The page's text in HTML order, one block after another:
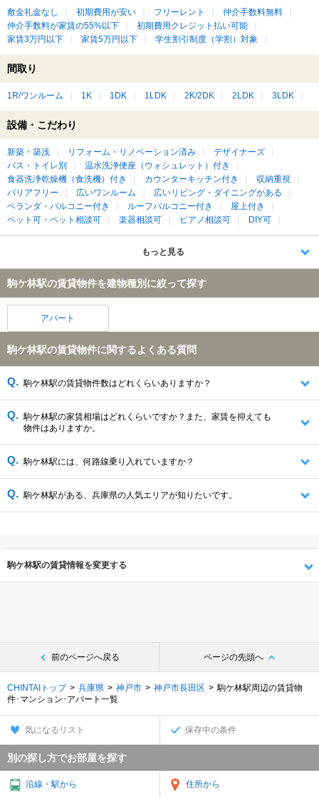
敷金礼金なし 初期費用が安い フリーレント
仲介手数料無料
仲介手数料が家賃の55%以下
初期費用クレジット払い可能
家賃3万円以下
家賃5万円以下 学生割引制度（学割）対象
間取り
1R/ワンルーム 1K 1DK 1LDK 2K/2DK 2LDK 3LDK
設備・こだわり
新築・築浅 リフォーム・リノベーション済み
デザイナーズ
バス・トイレ別
温水洗浄便座（ウォシュレット）付き
食器洗浄乾燥機（食洗機）付き
カウンターキッチン付き
収納重視
バリアフリー
広いワンルーム
広いリビング・ダイニングがある
ベランダ・バルコニー付き
ルーフバルコニー付き
屋上付き
ペット可・ペット相談可
楽器相談可 ピアノ相談可 DIY可
もっと見る
駒ケ林駅の賃貸物件を建物種別に絞って探す
アパート
駒ケ林駅の賃貸物件に関するよくある質問
駒ケ林駅の賃貸物件数はどれくらいありますか？
駒ケ林駅の家賃相場はどれくらいですか？また、家賃を抑えても
物件はありますか。
駒ケ林駅には、何路線乗り入れていますか？
駒ケ林駅がある、兵庫県の人気エリアが知りたいです。
駒ケ林駅の賃貸情報を変更する
前のページへ戻る ページの先頭へ
CHINTAIトップ 兵庫県 神戸市 神戸市長田区
駒ケ林駅周辺の賃貸物
件･マンション･アパート一覧
気になるリスト 保存中の条件
別の探し方でお部屋を探す
沿線・駅から 住所から